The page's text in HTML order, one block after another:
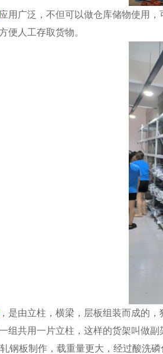
应用广泛，不但可以做仓库储物使用
便人工存取货物。
，是由立柱，横梁，层板组装而成的
组共用一片立柱，这样的货架叫做
钢板制作，载重量更大，经过酸洗